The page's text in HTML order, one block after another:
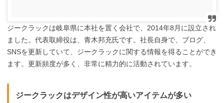
ジークラックは岐阜県に本社を置く会社で、2014年8月に設立され
ました。代表取締役は、青木邦充氏です。社長自身で、ブログ、
SNSを更新していて、ジークラックに関する情報を得ることができ
ます。更新頻度が多く、非常に精力的に活動されています。
ジークラックはデザイン性が高いアイテムが多い